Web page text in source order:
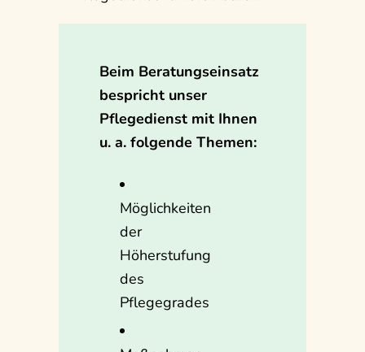
Beim Beratungseinsatz
bespricht unser
Pflegedienst mit Ihnen
u. a. folgende Themen:
Möglichkeiten
der
Höherstufung
des
Pflegegrades